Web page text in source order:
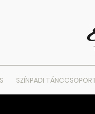
SZÍNPADI